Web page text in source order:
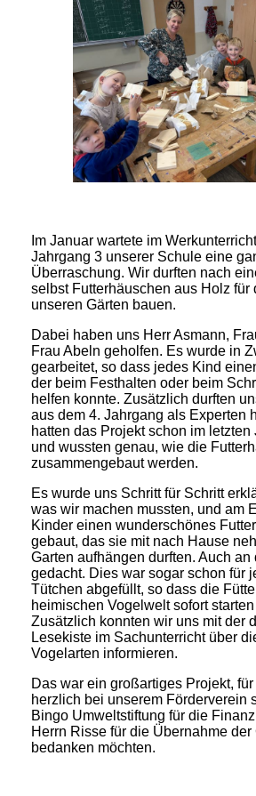
Im Januar wartete im
Jahrgang 3 unserer Schule eine
Überraschung. Wir durften nach
selbst Futterhäuschen aus Holz für
unseren Gärten bauen.
Dabei haben uns Herr Asmann,
Frau Abeln geholfen. Es wurde in
gearbeitet, so dass jedes Kind
der beim Festhalten oder beim
helfen konnte. Zusätzlich durften
aus dem 4. Jahrgang als Experten
hatten das Projekt schon im letzten
und wussten genau, wie die
zusammengebaut werden.
Es wurde uns Schritt für Schritt
was wir machen mussten, und am
Kinder einen wunderschönes
gebaut, das sie mit nach Hause
Garten aufhängen durften. Auch an
gedacht. Dies war sogar schon für
Tütchen abgefüllt, so dass die
heimischen Vogelwelt sofort
Zusätzlich konnten wir uns mit der
Lesekiste im Sachunterricht über
Vogelarten informieren.
Das war ein großartiges Projekt,
herzlich bei unserem Förderverein
Bingo Umweltstiftung für die
Herrn Risse für die Übernahme der
bedanken möchten.